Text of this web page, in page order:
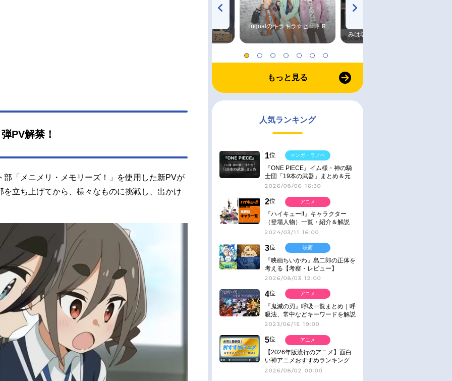
きららキャラット』）COMMENT監督：愛敬亮
督：諸冨直也キャラクターデザイン：宮原拓也
原猛夫編集：柳圭介音...
PV解禁！
「メニメリ・メモリーズ！」を使用した新PVが
立ち上げてから、様々なものに挑戦し、出かけ
Trignalのキラキラ☆ビートＲ
みは塩だけ
もっと見る
人気ランキング
1位
『ONE PIECE』イム様・神の騎
士団「19本の武器」まとめ＆元
ネタ
2026/08/06 16:30
マンガ・ラノベ
2位
『ハイキュー!!』キャラクター
（登場人物）一覧・紹介＆解説
2024/03/11 16:00
アニメ
3位
『映画ちいかわ』島二郎の正体を
考える【考察・レビュー】
2026/08/03 12:00
映画
4位
『鬼滅の刃』呼吸一覧まとめ｜呼
吸法、常中などキーワードを解説
2023/06/15 19:00
アニメ
5位
【2026年版流行のアニメ】面白
い神アニメおすすめランキング
【名作・話題作】｜ジャンル別人
2026/08/02 00:00
アニメ